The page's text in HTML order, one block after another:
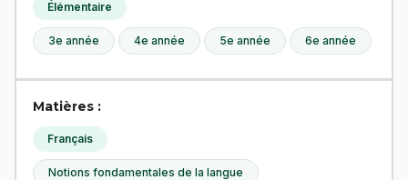
Élémentaire
3e année 4e année 5e année 6e année
Matières :
Français
Notions fondamentales de la langue